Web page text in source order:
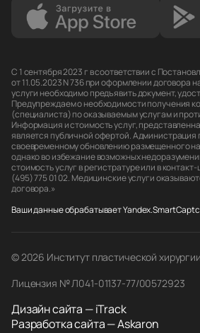
С 1 сентября 2023 г в соответствии с
от 11.05.2023 N 736 при оформлении договора
услуги необходимо предъявить документ,
Предупреждаем о необходимости получения
(специалиста) по оказываемым услугам и
Информация и стоимость услуг,
является публичной офертой. Администрация
своевременному обновлению размещенного
однако во избежание возможных
стоимость услуг в регистратуре или в
(495) 775 01 02. Медицинские услуги
договора.»
Ваши данные обрабатывает
© 2026 Институт пластической
Лицензия № Л041-01137-77/00572923
Дизайн сайта — iTrack
Разработка сайта — Askaron